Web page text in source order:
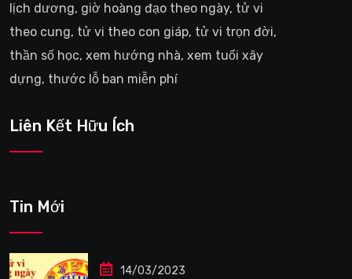
lịch dương, giờ hoàng đạo theo ngày, tử vi
theo cung, tử vi theo con giáp, tử vi trọn đời,
thần số học, xem hướng nhà, xem tuổi xây
dựng, thước lỗ ban miễn phí
Liên Kết Hữu Ích
Tin Mới
14/03/2023